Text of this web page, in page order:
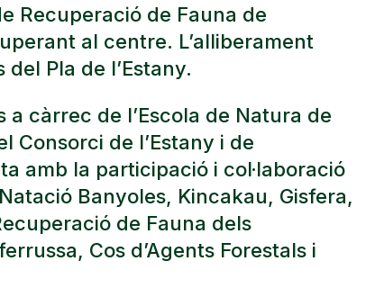
Recuperació de Fauna de
al centre. L’alliberament
Pla de l’Estany.
a càrrec de l’Escola de Natura de
Consorci de l’Estany i de
amb la participació i col·laboració
Banyoles, Kincakau, Gisfera,
de Fauna dels
Cos d’Agents Forestals i